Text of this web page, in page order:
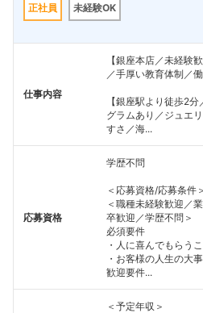
正社員 未経験OK
仕事内容
【銀座本店／未経験
／手厚い教育体制／
【銀座駅より徒歩2
グラムあり／ジュエ
すさ／海...
応募資格
学歴不問
＜応募資格/応募条件＞
＜職種未経験歓迎／
卒歓迎／学歴不問＞
必須要件
・人に喜んでもらう
・お客様の人生の大
歓迎要件...
＜予定年収＞